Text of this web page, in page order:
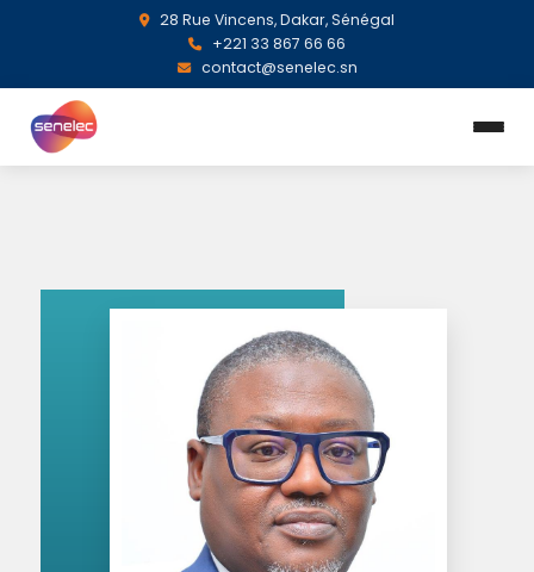
28 Rue Vincens, Dakar, Sénégal
+221 33 867 66 66
contact@senelec.sn